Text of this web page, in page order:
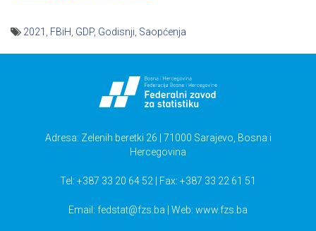
2021 FBiH GDP, Godisnji Saopćenja
Adresa: Zelenih beretki 26 | 71000 Sarajevo, Bosna i
Hercegovina
Tel: +387 33 20 64 52 | Fax: +387 33 22 61 51
Email: fedstat@fzs.ba | Web: www.fzs.ba